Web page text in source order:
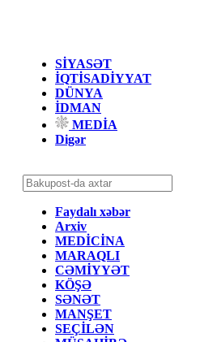
SİYASƏT
İQTİSADİYYAT
DÜNYA
İDMAN
MEDİA
Digər
Faydalı xəbər
Arxiv
MEDİCİNA
MARAQLI
CƏMİYYƏT
KÖŞƏ
SƏNƏT
MANŞET
SEÇİLƏN